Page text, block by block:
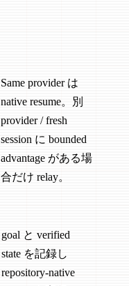
Same provider は
native resume。別
provider / fresh
session に bounded
advantage がある場
合だけ relay。
goal と verified
state を記録し
repository-native